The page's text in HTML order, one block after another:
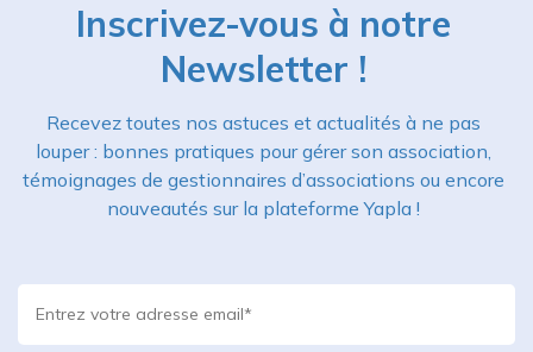
Inscrivez-vous à notre
Newsletter !
Recevez toutes nos astuces et actualités à ne pas
louper : bonnes pratiques pour gérer son association,
témoignages de gestionnaires d’associations ou encore
nouveautés sur la plateforme Yapla !